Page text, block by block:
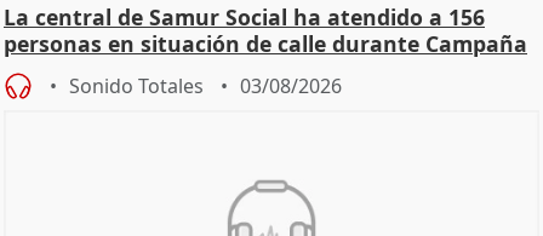
La central de Samur Social ha atendido a 156
personas en situación de calle durante Campaña
de Calor
Sonido Totales 03/08/2026